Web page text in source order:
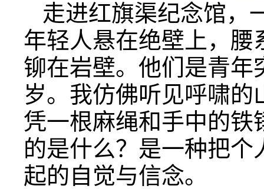
走进红旗渠纪念馆，
年轻人悬在绝壁上，腰
铆在岩壁。他们是青年
岁。我仿佛听见呼啸
凭一根麻绳和手中的铁
的是什么？是一种把
起的自觉与信念。